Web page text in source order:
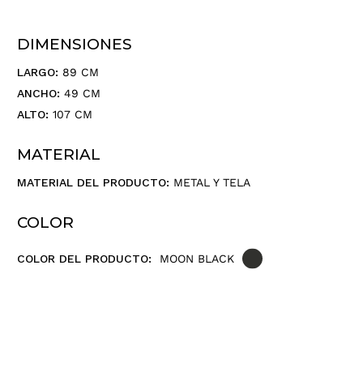
DIMENSIONES
LARGO: 89 CM
ANCHO: 49 CM
ALTO: 107 CM
MATERIAL
MATERIAL DEL PRODUCTO: METAL Y TELA
COLOR
COLOR DEL PRODUCTO: MOON BLACK